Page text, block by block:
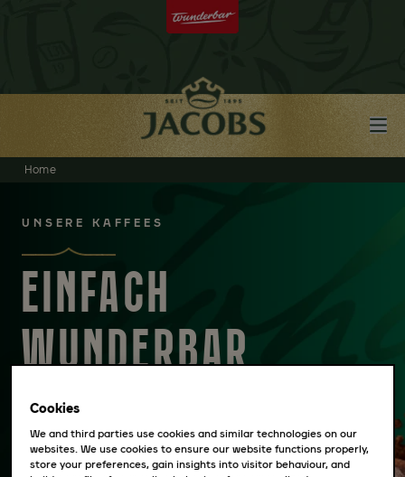
Home
UNSERE KAFFEES
EINFACH
WUNDERBAR
Die Vielfalt und Qualität unseres Kaffees
entsteht durch das handwerkliche Können
und die Erfahrung unserer Jacobs Kaffee-
Cookies
We and third parties use cookies and similar technologies on our
websites. We use cookies to ensure our website functions properly,
store your preferences, gain insights into visitor behaviour, and